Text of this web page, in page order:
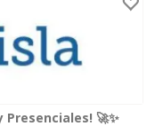
Presenciales! 🚀✨